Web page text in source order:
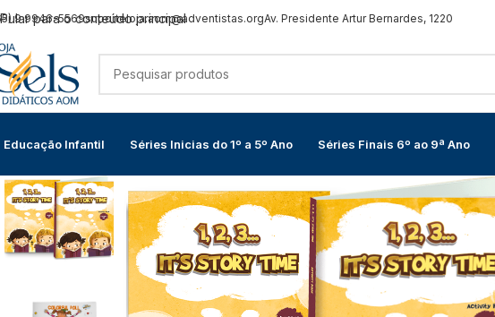
Pular para o conteúdo principal
9 9946-5569suporteloja.aom@adventistas.orgAv. Presidente Artur Bernardes, 1220
Educação Infantil Séries Inicias do 1º a 5º Ano Séries Finais 6º ao 9ª Ano